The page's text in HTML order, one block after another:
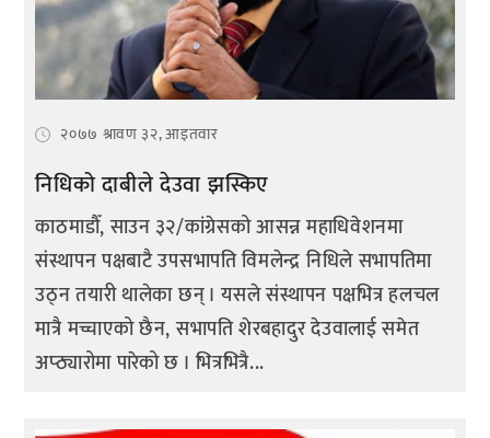
२०७७ श्रावण ३२, आइतवार
निधिको दाबीले देउवा झस्किए
काठमाडौँ, साउन ३२/कांग्रेसको आसन्न महाधिवेशनमा
संस्थापन पक्षबाटै उपसभापति विमलेन्द्र निधिले सभापतिमा
उठ्न तयारी थालेका छन् । यसले संस्थापन पक्षभित्र हलचल
मात्रै मच्चाएको छैन, सभापति शेरबहादुर देउवालाई समेत
अप्ठ्यारोमा पारेको छ । भित्रभित्रै...